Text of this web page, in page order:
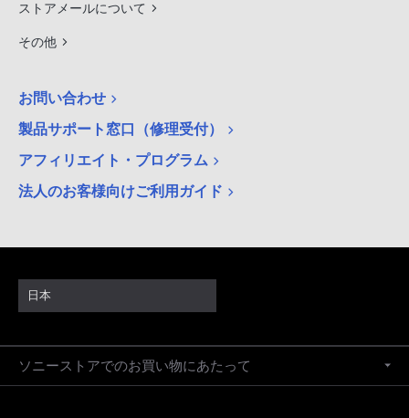
ストアメールについて
その他
お問い合わせ
製品サポート窓口（修理受付）
アフィリエイト・プログラム
法人のお客様向けご利用ガイド
日本
ソニーストアでのお買い物にあたって